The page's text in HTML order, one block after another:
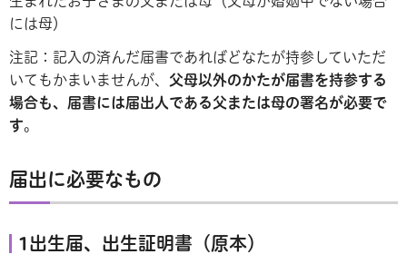
には母）
注記：記入の済んだ届書であればどなたが持参していただ
いてもかまいませんが、 父母以外のかたが届書を持参する
場合も、届書には届出人である父または母の署名が必要で
す。
届出に必要なもの
1出生届、出生証明書（原本）